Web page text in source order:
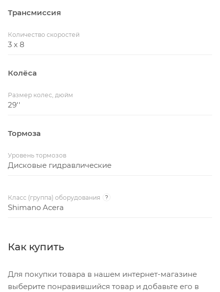
Трансмиссия
Количество скоростей
3 x 8
Колёса
Размер колес, дюйм
29''
Тормоза
Уровень тормозов
Дисковые гидравлические
Класс (группа) оборудования ?
Shimano Acera
Как купить
Для покупки товара в нашем интернет-магазине
выберите понравившийся товар и добавьте его в